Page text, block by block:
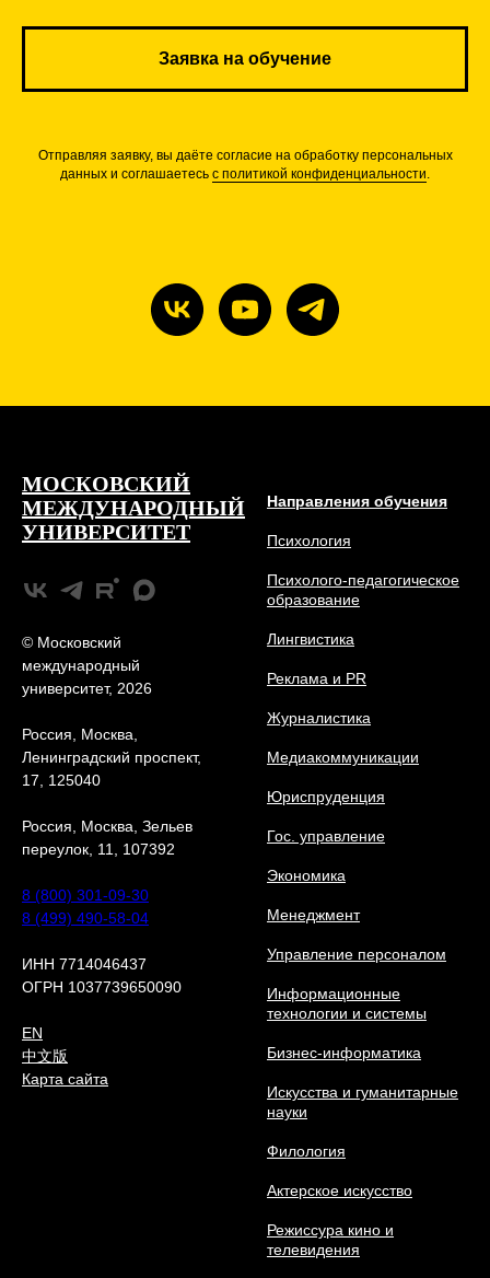
Заявка на обучение
Отправляя заявку, вы даёте согласие на обработку персональных
данных и соглашаетесь с политикой конфиденциальности.
МОСКОВСКИЙ
МЕЖДУНАРОДНЫЙ
УНИВЕРСИТЕТ
© Московский
международный
университет, 2026
Россия, Москва,
Ленинградский проспект,
17, 125040
Россия, Москва, Зельев
переулок, 11, 107392
8 (800) 301-09-30
8 (499) 490-58-04
ИНН 7714046437
ОГРН 1037739650090
EN
中文版
Карта сайта
Направления обучения
Психология
Психолого-педагогическое
образование
Лингвистика
Реклама и PR
Журналистика
Медиакоммуникации
Юриcпруденция
Гос. управление
Экономика
Менеджмент
Управление персоналом
Информационные
технологии и системы
Бизнес-информатика
Искусства и гуманитарные
науки
Филология
Актерское искусство
Режиссура кино и
телевидения